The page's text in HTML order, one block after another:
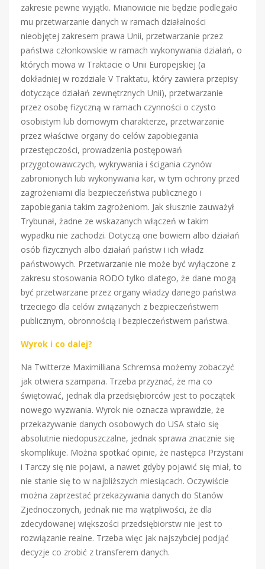
zakresie pewne wyjątki. Mianowicie nie będzie podlegało
mu przetwarzanie danych w ramach działalności
nieobjętej zakresem prawa Unii, przetwarzanie przez
państwa członkowskie w ramach wykonywania działań, o
których mowa w Traktacie o Unii Europejskiej (a
dokładniej w rozdziale V Traktatu, który zawiera przepisy
dotyczące działań zewnętrznych Unii), przetwarzanie
przez osobę fizyczną w ramach czynności o czysto
osobistym lub domowym charakterze, przetwarzanie
przez właściwe organy do celów zapobiegania
przestępczości, prowadzenia postępowań
przygotowawczych, wykrywania i ścigania czynów
zabronionych lub wykonywania kar, w tym ochrony przed
zagrożeniami dla bezpieczeństwa publicznego i
zapobiegania takim zagrożeniom. Jak słusznie zauważył
Trybunał, żadne ze wskazanych włączeń w takim
wypadku nie zachodzi. Dotyczą one bowiem albo działań
osób fizycznych albo działań państw i ich władz
państwowych. Przetwarzanie nie może być wyłączone z
zakresu stosowania RODO tylko dlatego, że dane mogą
być przetwarzane przez organy władzy danego państwa
trzeciego dla celów związanych z bezpieczeństwem
publicznym, obronnością i bezpieczeństwem państwa.
Wyrok i co dalej?
Na Twitterze Maximilliana Schremsa możemy zobaczyć
jak otwiera szampana. Trzeba przyznać, że ma co
świętować, jednak dla przedsiębiorców jest to początek
nowego wyzwania. Wyrok nie oznacza wprawdzie, że
przekazywanie danych osobowych do USA stało się
absolutnie niedopuszczalne, jednak sprawa znacznie się
skomplikuje. Można spotkać opinie, że następca Przystani
i Tarczy się nie pojawi, a nawet gdyby pojawić się miał, to
nie stanie się to w najbliższych miesiącach. Oczywiście
można zaprzestać przekazywania danych do Stanów
Zjednoczonych, jednak nie ma wątpliwości, że dla
zdecydowanej większości przedsiębiorstw nie jest to
rozwiązanie realne. Trzeba więc jak najszybciej podjąć
decyzje co zrobić z transferem danych.